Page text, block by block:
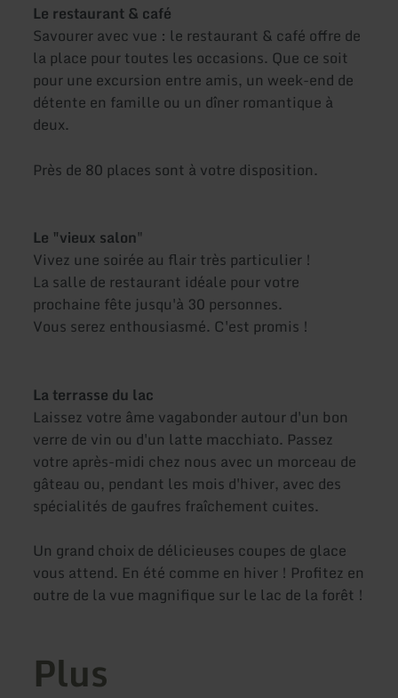
Le restaurant & café
Savourer avec vue : le restaurant & café offre de
la place pour toutes les occasions. Que ce soit
pour une excursion entre amis, un week-end de
détente en famille ou un dîner romantique à
deux.
Près de 80 places sont à votre disposition.
Le "vieux salon"
Vivez une soirée au flair très particulier !
La salle de restaurant idéale pour votre
prochaine fête jusqu'à 30 personnes.
Vous serez enthousiasmé. C'est promis !
La terrasse du lac
Laissez votre âme vagabonder autour d'un bon
verre de vin ou d'un latte macchiato. Passez
votre après-midi chez nous avec un morceau de
gâteau ou, pendant les mois d'hiver, avec des
spécialités de gaufres fraîchement cuites.
Un grand choix de délicieuses coupes de glace
vous attend. En été comme en hiver ! Profitez en
outre de la vue magnifique sur le lac de la forêt !
Plus